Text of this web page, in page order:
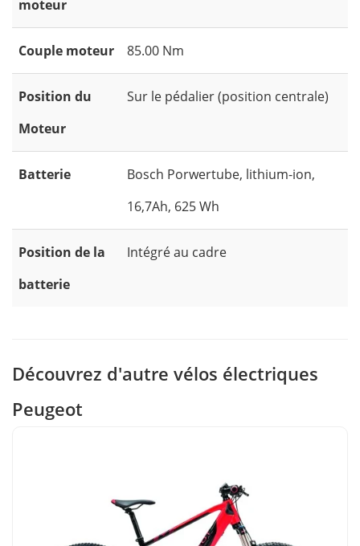
moteur
Couple moteur 85.00 Nm
Position du
Moteur
Sur le pédalier (position centrale)
Batterie
Bosch Porwertube, lithium-ion,
16,7Ah, 625 Wh
Position de la
batterie
Intégré au cadre
Découvrez d'autre vélos électriques
Peugeot